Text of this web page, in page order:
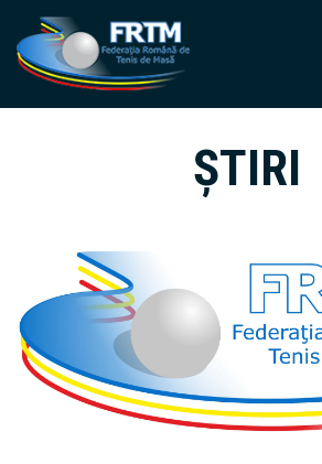
ȘTIRI